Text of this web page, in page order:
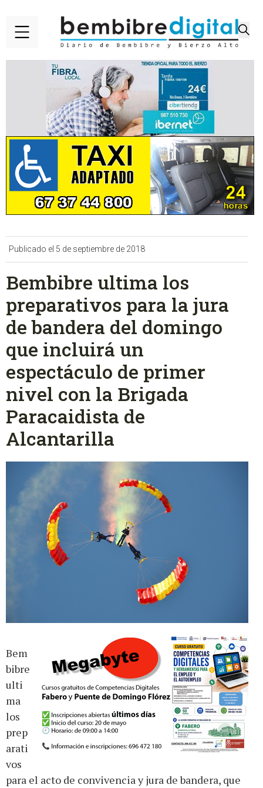
Publicado el 5 de septiembre de 2018
Bembibre ultima los
preparativos para la jura
de bandera del domingo
que incluirá un
espectáculo de primer
nivel con la Brigada
Paracaidista de
Alcantarilla
Bem
bibre
ulti
ma
los
prep
arati
vos
para el acto de convivencia y jura de bandera, que